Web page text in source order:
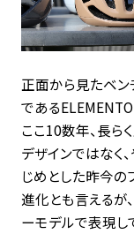
正面から見たベン
である
ここ10数年、長ら
デザインではなく
じめとした昨今の
進化とも言えるが
ーモデルで表現し